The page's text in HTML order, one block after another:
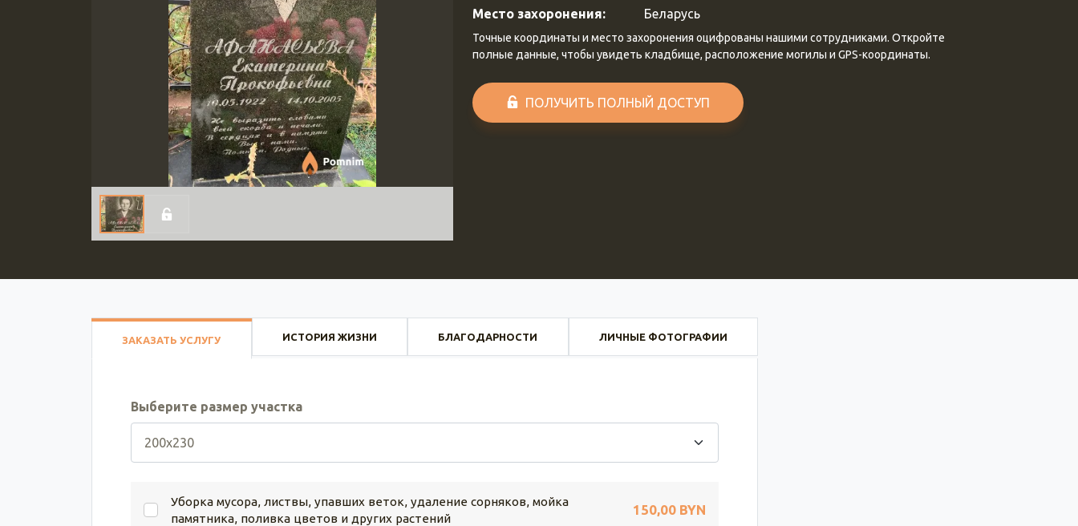
Место захоронения: Беларусь
Точные координаты и место захоронения оцифрованы нашими сотрудниками. Откройте
полные данные, чтобы увидеть кладбище, расположение могилы и GPS-координаты.
ПОЛУЧИТЬ ПОЛНЫЙ ДОСТУП
ЗАКАЗАТЬ УСЛУГУ ИСТОРИЯ ЖИЗНИ БЛАГОДАРНОСТИ ЛИЧНЫЕ ФОТОГРАФИИ
Выберите размер участка
Уборка мусора, листвы, упавших веток, удаление сорняков, мойка
памятника, поливка цветов и других растений
150,00 BYN